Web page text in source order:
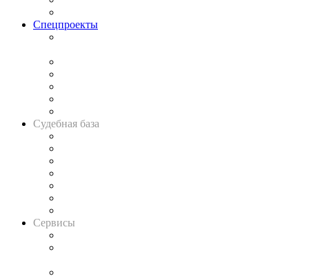
Спецпроекты
Судебная база
Сервисы